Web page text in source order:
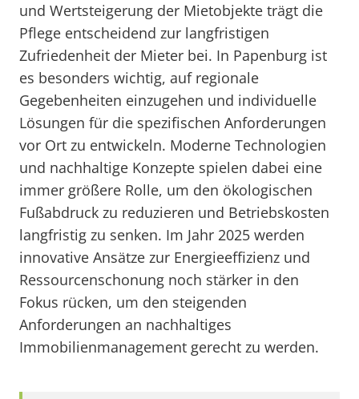
und Wertsteigerung der Mietobjekte trägt die
Pflege entscheidend zur langfristigen
Zufriedenheit der Mieter bei. In Papenburg ist
es besonders wichtig, auf regionale
Gegebenheiten einzugehen und individuelle
Lösungen für die spezifischen Anforderungen
vor Ort zu entwickeln. Moderne Technologien
und nachhaltige Konzepte spielen dabei eine
immer größere Rolle, um den ökologischen
Fußabdruck zu reduzieren und Betriebskosten
langfristig zu senken. Im Jahr 2025 werden
innovative Ansätze zur Energieeffizienz und
Ressourcenschonung noch stärker in den
Fokus rücken, um den steigenden
Anforderungen an nachhaltiges
Immobilienmanagement gerecht zu werden.